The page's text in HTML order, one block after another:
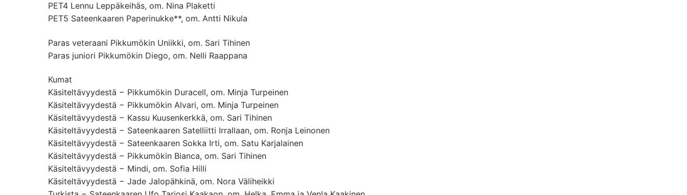
PET4 Lennu Leppäkeihäs, om. Nina Plaketti
PET5 Sateenkaaren Paperinukke**, om. Antti Nikula
Paras veteraani Pikkumökin Uniikki, om. Sari Tihinen
Paras juniori Pikkumökin Diego, om. Nelli Raappana
Kumat
Käsiteltävyydestä − Pikkumökin Duracell, om. Minja Turpeinen
Käsiteltävyydestä − Pikkumökin Alvari, om. Minja Turpeinen
Käsiteltävyydestä − Kassu Kuusenkerkkä, om. Sari Tihinen
Käsiteltävyydestä − Sateenkaaren Satelliitti Irrallaan, om. Ronja Leinonen
Käsiteltävyydestä − Sateenkaaren Sokka Irti, om. Satu Karjalainen
Käsiteltävyydestä − Pikkumökin Bianca, om. Sari Tihinen
Käsiteltävyydestä − Mindi, om. Sofia Hilli
Käsiteltävyydestä − Jade Jalopähkinä, om. Nora Väliheikki